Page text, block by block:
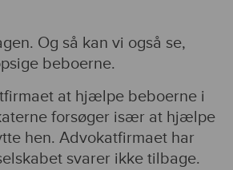
Og så kan vi også se,
beboerne.
at hjælpe beboerne i
forsøger især at hjælpe
hen. Advokatfirmaet har
svarer ikke tilbage.